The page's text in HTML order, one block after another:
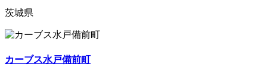
茨城県
カーブス水戸備前町